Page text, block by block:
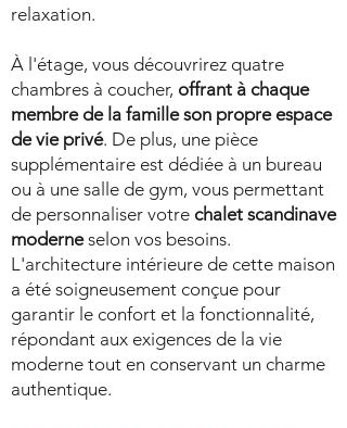
relaxation.
À l'étage, vous découvrirez quatre
chambres à coucher, offrant à chaque
membre de la famille son propre espace
de vie privé. De plus, une pièce
supplémentaire est dédiée à un bureau
ou à une salle de gym, vous permettant
de personnaliser votre chalet scandinave
moderneselon vos besoins.
L'architecture intérieure de cette maison
a été soigneusement conçue pour
garantir le confort et la fonctionnalité,
répondant aux exigences de la vie
moderne tout en conservant un charme
authentique.